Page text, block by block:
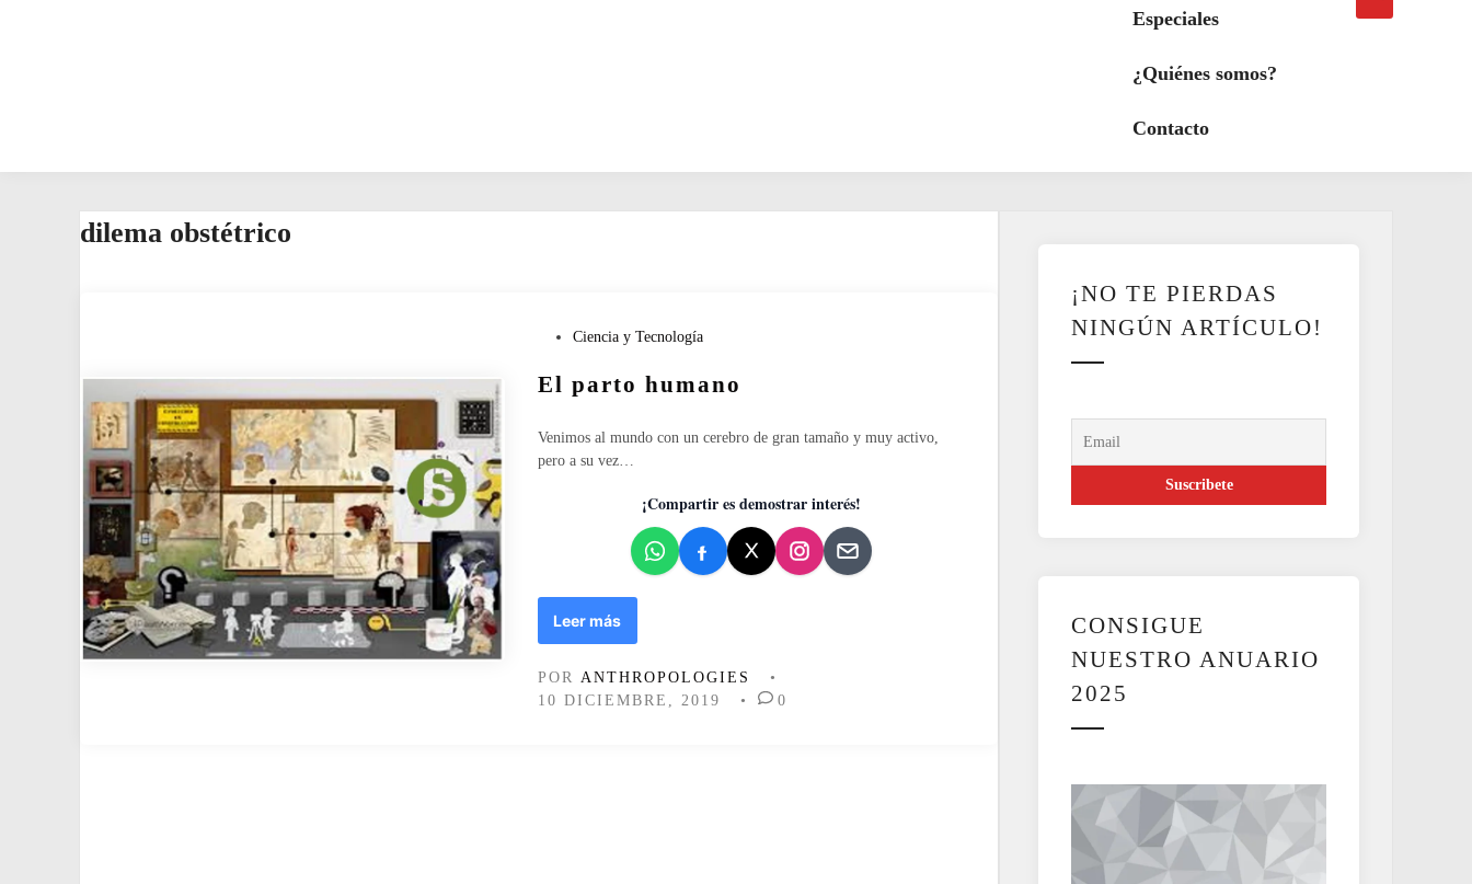
Especiales
¿Quiénes somos?
Contacto
búsqueda
dilema obstétrico
b
i
a
Ciencia y Tecnología
El parto humano
Venimos al mundo con un cerebro de gran tamaño y muy activo,
pero a su vez…
¡Compartir es demostrar interés!
E
l
a
r
Leer más
POR ANTHROPOLOGIES
•
10 DICIEMBRE, 2019
• 0
¡NO TE PIERDAS
NINGÚN ARTÍCULO!
CONSIGUE
NUESTRO ANUARIO
2025